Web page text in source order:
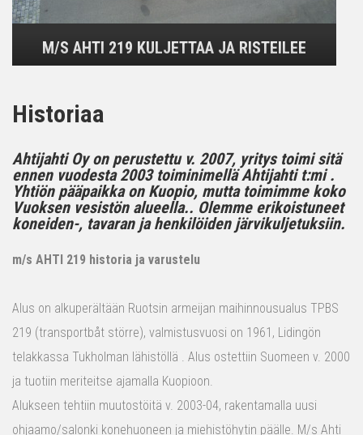
M/S AHTI 219 KULJETTAA JA RISTEILEE
Historiaa
Ahtijahti Oy on perustettu v. 2007, yritys toimi sitä
ennen vuodesta 2003 toiminimellä Ahtijahti t:mi .
Yhtiön pääpaikka on Kuopio, mutta toimimme koko
Vuoksen vesistön alueella.. Olemme erikoistuneet
koneiden-, tavaran ja henkilöiden järvikuljetuksiin.
m/s AHTI 219 historia ja varustelu
Alus on alkuperältään Ruotsin armeijan maihinnousualus TPBS
219 (transportbåt större), valmistusvuosi on 1961, Lidingön
telakkassa Tukholman lähistöllä . Alus ostettiin Suomeen v. 2000
ja tuotiin meriteitse ajamalla Kuopioon.
Alukseen tehtiin muutostöitä v. 2003-04, rakentamalla uusi
ohjaamo/salonki konehuoneen ja miehistöhytin päälle. M/s Ahti